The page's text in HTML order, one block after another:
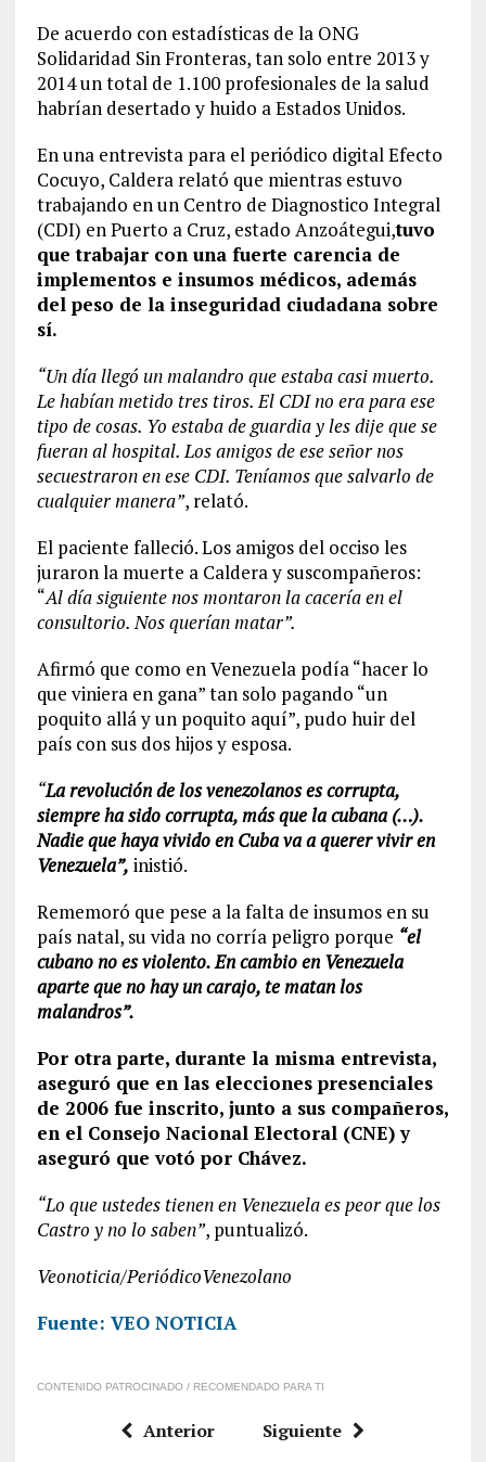
De acuerdo con estadísticas de la ONG
Solidaridad Sin Fronteras, tan solo entre 2013 y
2014 un total de 1.100 profesionalesde la salud
habrían desertado y huido a Estados Unidos.
En una entrevista para el periódico digital Efecto
Cocuyo, Caldera relató que mientras estuvo
trabajando en un Centro de Diagnostico Integral
(CDI) en Puerto a Cruz, estado Anzoátegui,tuvo
que trabajar con una fuerte carencia de
implementos e insumos médicos, además
del peso de la inseguridad ciudadana sobre
sí.
“Undíallegó un malandro que estaba casi muerto.
Le habían metido tres tiros. El CDI no era para ese
tipo de cosas. Yo estaba de guardia y lesdijeque se
fueran al hospital. Los amigos de ese señor nos
secuestraron en ese CDI. Teníamos que salvarlo de
cualquier manera”, relató.
El paciente falleció. Los amigos del occiso les
juraron la muerte a Caldera y suscompañeros:
“Al día siguiente nos montaron la cacería en el
consultorio. Nos querían matar”.
Afirmó que como en Venezuela podía “hacer lo
que viniera en gana” tan solo pagando “un
poquito allá y un poquito aquí”, pudo huir del
país con sus dos hijos y esposa.
“La revolución de los venezolanos escorrupta,
siempre ha sido corrupta, más que la cubana (…).
Nadie que haya vivido en Cuba va a querer vivir en
Venezuela”, inistió.
Rememoró que pese a la falta de insumos en su
país natal, su vida no corría peligro porque “el
cubano no es violento. En cambio en Venezuela
aparteque no hay un carajo, te matan los
malandros”.
Por otra parte, durante la misma entrevista,
aseguró que en las elecciones presenciales
de 2006 fue inscrito, junto a sus compañeros,
en el Consejo Nacional Electoral (CNE) y
aseguró que votó por Chávez.
“Lo que ustedes tienen en Venezuela es peor que los
Castro y no lo saben”, puntualizó.
Veonoticia/PeriódicoVenezolano
Fuente: VEO NOTICIA
CONTENIDO PATROCINADO / RECOMENDADO PARA TI
Anterior Siguiente